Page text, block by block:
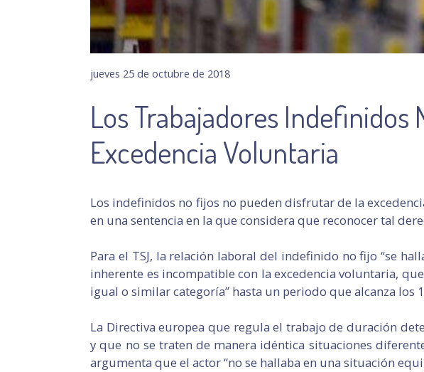
jueves 25 de octubre de 2018
Los Trabajadores Indefinidos
Excedencia Voluntaria
Los indefinidos no fijos no pueden disfrutar de la
en una sentencia en la que considera que reconocer tal
Para el TSJ, la relación laboral del indefinido no fijo “se
inherente es incompatible con la excedencia voluntaria,
igual o similar categoría” hasta un periodo que alcanza los
La Directiva europea que regula el trabajo de duración
y que no se traten de manera idéntica situaciones
argumenta que el actor “no se hallaba en una situación